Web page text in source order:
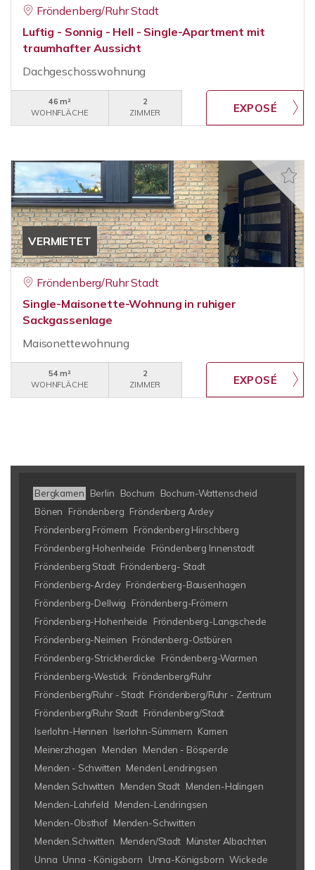
Fröndenberg/Ruhr Stadt
Luftig - Sonnig - Hell - Single-Apartment mit
traumhafter Aussicht
Dachgeschosswohnung
46 m²
WOHNFLÄCHE
2
ZIMMER
VERMIETET
Fröndenberg/Ruhr Stadt
Single-Maisonette-Wohnung in ruhiger
Sackgassenlage
Maisonettewohnung
54 m²
WOHNFLÄCHE
2
ZIMMER
Bergkamen Berlin Bochum
Bochum-Wattenscheid
Bönen
Fröndenberg Fröndenberg Ardey
Fröndenberg Frömern
Fröndenberg Hirschberg
Fröndenberg Hohenheide
Fröndenberg Innenstadt
Fröndenberg Stadt Fröndenberg- Stadt
Fröndenberg-Ardey Fröndenberg-Bausenhagen
Fröndenberg-Dellwig
Fröndenberg-Frömern
Fröndenberg-Hohenheide
Fröndenberg-Langschede
Fröndenberg-Neimen Fröndenberg-Ostbüren
Fröndenberg-Strickherdicke
Fröndenberg-Warmen
Fröndenberg-Westick
Fröndenberg/Ruhr
Fröndenberg/Ruhr - Stadt Fröndenberg/Ruhr - Zentrum
Fröndenberg/Ruhr Stadt Fröndenberg/Stadt
Iserlohn-Hennen
Iserlohn-Sümmern Kamen
Meinerzhagen
Menden
Menden - Bösperde
Menden - Schwitten Menden Lendringsen
Menden Schwitten
Menden Stadt Menden-Halingen
Menden-Lahrfeld
Menden-Lendringsen
Menden-Obsthof Menden-Schwitten
Menden.Schwitten
Menden/Stadt Münster Albachten
Unna Unna - Königsborn Unna-Königsborn Wickede